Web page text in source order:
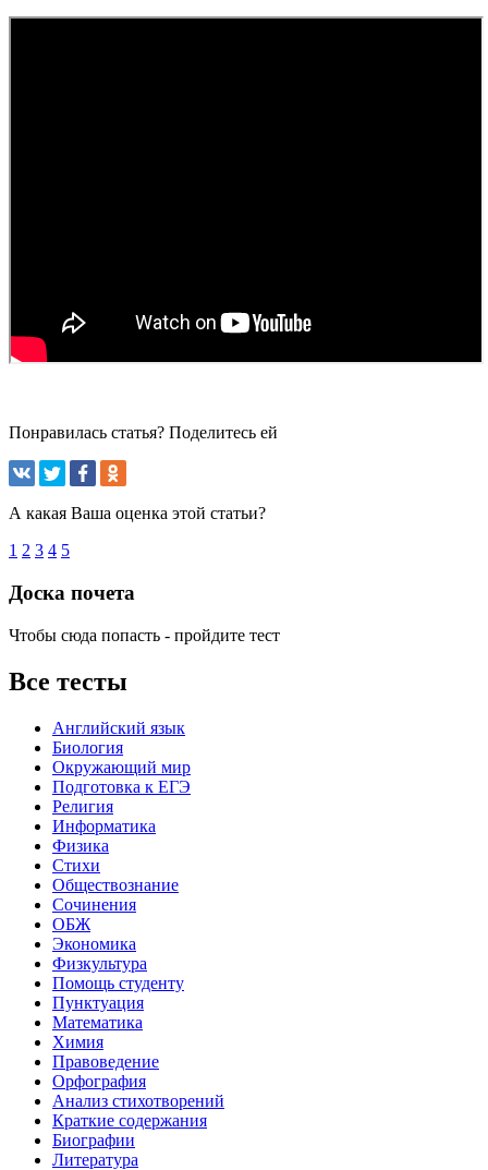
Понравилась статья? Поделитесь ей
А какая Ваша оценка этой статьи?
1 2 3 4 5
Доска почета
Чтобы сюда попасть - пройдите тест
Все тесты
Английский язык
Биология
Окружающий мир
Подготовка к ЕГЭ
Религия
Информатика
Физика
Стихи
Обществознание
Сочинения
ОБЖ
Экономика
Физкультура
Помощь студенту
Пунктуация
Математика
Химия
Правоведение
Орфография
Анализ стихотворений
Краткие содержания
Биографии
Литература